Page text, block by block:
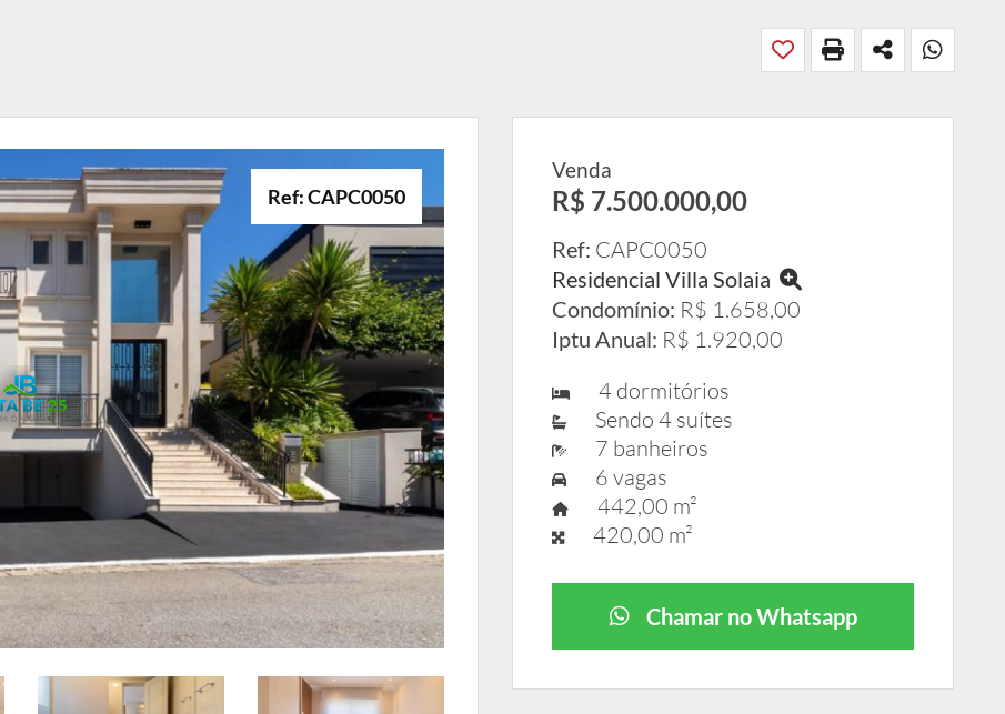
Ref: CAPC0050
Venda
R$ 7.500.000,00
Ref: CAPC0050
Residencial Villa Solaia
Condomínio: R$ 1.658,00
Iptu Anual: R$ 1.920,00
4 dormitórios
Sendo 4 suítes
7 banheiros
6 vagas
442,00 m²
420,00 m²
Chamar no Whatsapp